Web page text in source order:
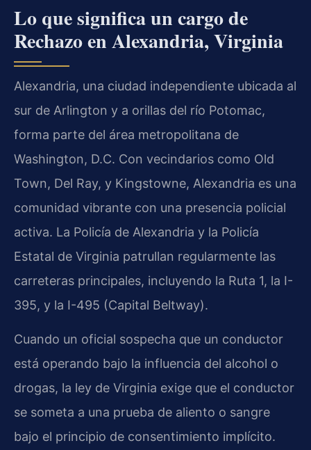
Lo que significa un cargo de
Rechazo en Alexandria, Virginia
Alexandria, una ciudad independiente ubicada al
sur de Arlington y a orillas del río Potomac,
forma parte del área metropolitana de
Washington, D.C. Con vecindarios como Old
Town, Del Ray, y Kingstowne, Alexandria es una
comunidad vibrante con una presencia policial
activa. La Policía de Alexandria y la Policía
Estatal de Virginia patrullan regularmente las
carreteras principales, incluyendo la Ruta 1, la I-
395, y la I-495 (Capital Beltway).
Cuando un oficial sospecha que un conductor
está operando bajo la influencia del alcohol o
drogas, la ley de Virginia exige que el conductor
se someta a una prueba de aliento o sangre
bajo el principio de consentimiento implícito.